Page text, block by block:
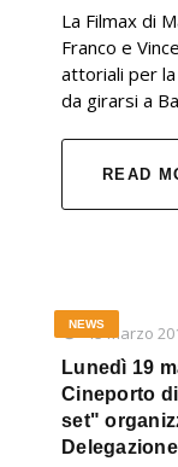
La Filmax di
Franco e
attoriali per
da girarsi a
READ
15 Marzo
NEWS
Lunedì 19
Cineporto
set"